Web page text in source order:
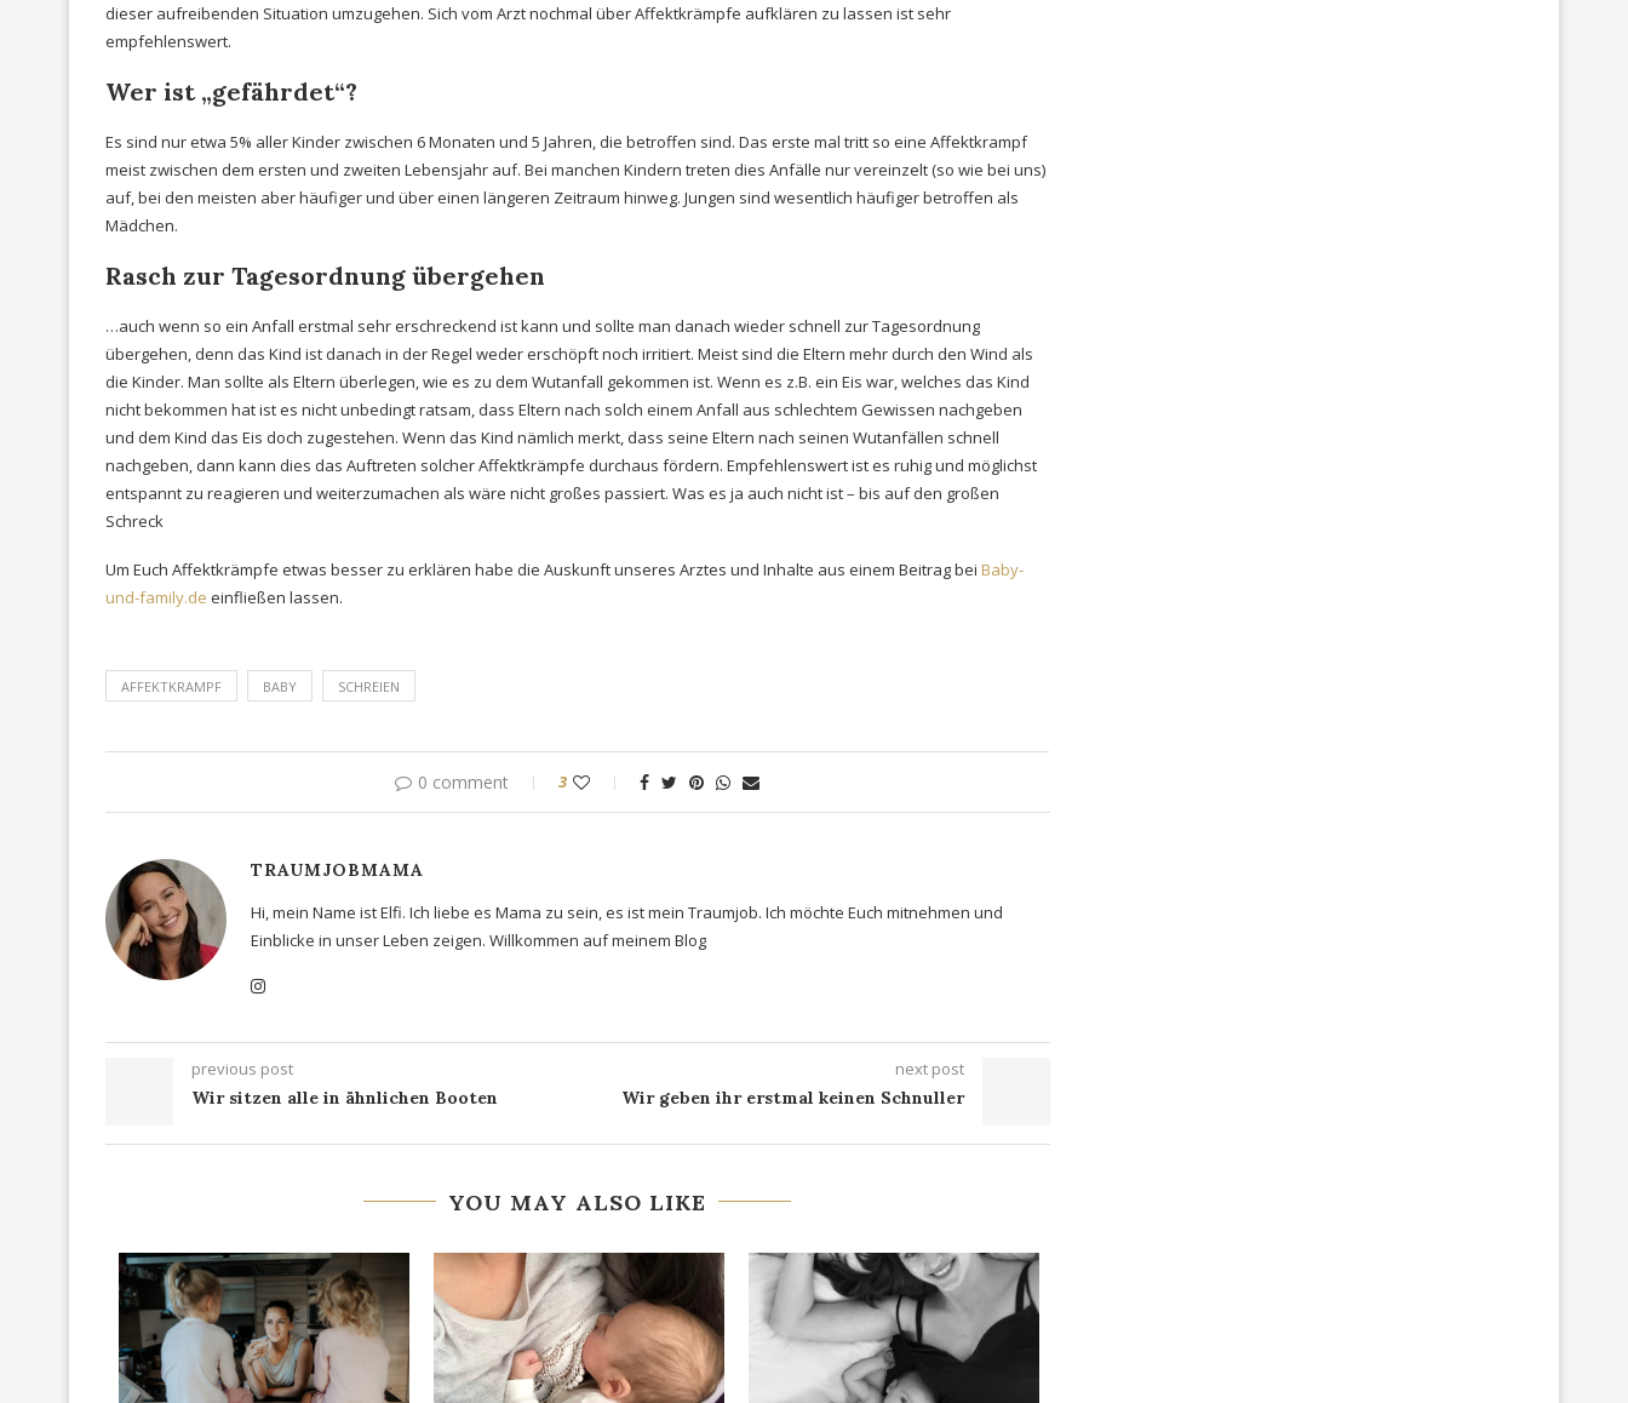
dieser aufreibenden Situation umzugehen. Sich vom Arzt nochmal über Affektkrämpfe aufklären zu lassen ist sehr
empfehlenswert.
Wer ist „gefährdet“?
Es sind nur etwa 5% aller Kinder zwischen 6 Monaten und 5 Jahren, die betroffen sind. Das erste mal tritt so eine Affektkrampf
meist zwischen dem ersten und zweiten Lebensjahr auf. Bei manchen Kindern treten dies Anfälle nur vereinzelt (so wie bei uns)
auf, bei den meisten aber häufiger und über einen längeren Zeitraum hinweg. Jungen sind wesentlich häufiger betroffen als
Mädchen.
Rasch zur Tagesordnung übergehen
…auch wenn so ein Anfall erstmal sehr erschreckend ist kann und sollte man danach wieder schnell zur Tagesordnung
übergehen, denn das Kind ist danach in der Regel weder erschöpft noch irritiert. Meist sind die Eltern mehr durch den Wind als
die Kinder. Man sollte als Eltern überlegen, wie es zu dem Wutanfall gekommen ist. Wenn es z.B. ein Eis war, welches das Kind
nicht bekommen hat ist es nicht unbedingt ratsam, dass Eltern nach solch einem Anfall aus schlechtem Gewissen nachgeben
und dem Kind das Eis doch zugestehen. Wenn das Kind nämlich merkt, dass seine Eltern nach seinen Wutanfällen schnell
nachgeben, dann kann dies das Auftreten solcher Affektkrämpfe durchaus fördern. Empfehlenswert ist es ruhig und möglichst
entspannt zu reagieren und weiterzumachen als wäre nicht großes passiert. Was es ja auch nicht ist – bis auf den großen
Schreck
Um Euch Affektkrämpfe etwas besser zu erklären habe die Auskunft unseres Arztes und Inhalte aus einem Beitrag bei Baby-
und-family.de einfließen lassen.
AFFEKTKRAMPF BABY SCHREIEN
0 comment 3
TRAUMJOBMAMA
Hi, mein Name ist Elfi. Ich liebe es Mama zu sein, es ist mein Traumjob. Ich möchte Euch mitnehmen und
Einblicke in unser Leben zeigen. Willkommen auf meinem Blog
previous post
Wir sitzen alle in ähnlichen Booten
next post
Wir geben ihr erstmal keinen Schnuller
YOU MAY ALSO LIKE